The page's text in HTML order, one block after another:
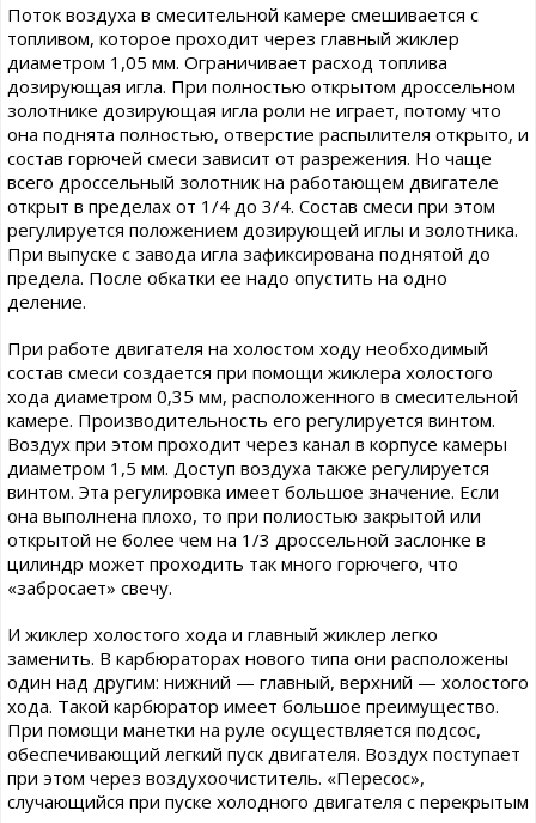
Поток воздуха в смесительной камере смешивается с
топливом, которое проходит через главный жиклер
диаметром 1,05 мм. Ограничивает расход топлива
дозирующая игла. При полностью открытом дроссельном
золотнике дозирующая игла роли не играет, потому что
она поднята полностью, отверстие распылителя открыто, и
состав горючей смеси зависит от разрежения. Но чаще
всего дроссельный золотник на работающем двигателе
открыт в пределах от 1/4 до 3/4. Состав смеси при этом
регулируется положением дозирующей иглы и золотника.
При выпуске с завода игла зафиксирована поднятой до
предела. После обкатки ее надо опустить на одно
деление.
При работе двигателя на холостом ходу необходимый
состав смеси создается при помощи жиклера холостого
хода диаметром 0,35 мм, расположенного в смесительной
камере. Производительность его регулируется винтом.
Воздух при этом проходит через канал в корпусе камеры
диаметром 1,5 мм. Доступ воздуха также регулируется
винтом. Эта регулировка имеет большое значение. Если
она выполнена плохо, то при полиостью закрытой или
открытой не более чем на 1/3 дроссельной заслонке в
цилиндр может проходить так много горючего, что
«забросает» свечу.
И жиклер холостого хода и главный жиклер легко
заменить. В карбюраторах нового типа они расположены
один над другим: нижний — главный, верхний — холостого
хода. Такой карбюратор имеет большое преимущество.
При помощи манетки на руле осуществляется подсос,
обеспечивающий легкий пуск двигателя. Воздух поступает
при этом через воздухоочиститель. «Пересос»,
случающийся при пуске холодного двигателя с перекрытым